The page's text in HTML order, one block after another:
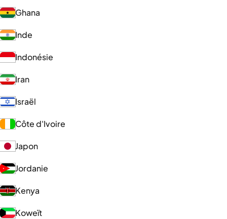
Ghana
Inde
Indonésie
Iran
Israël
Côte d'Ivoire
Japon
Jordanie
Kenya
Koweït